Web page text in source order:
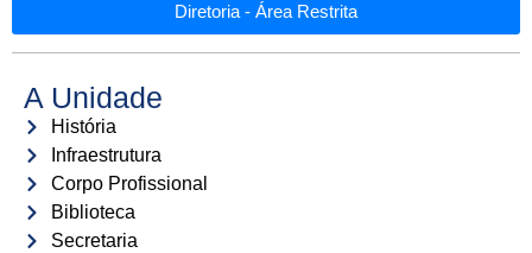
Diretoria - Área Restrita
A Unidade
História
Infraestrutura
Corpo Profissional
Biblioteca
Secretaria